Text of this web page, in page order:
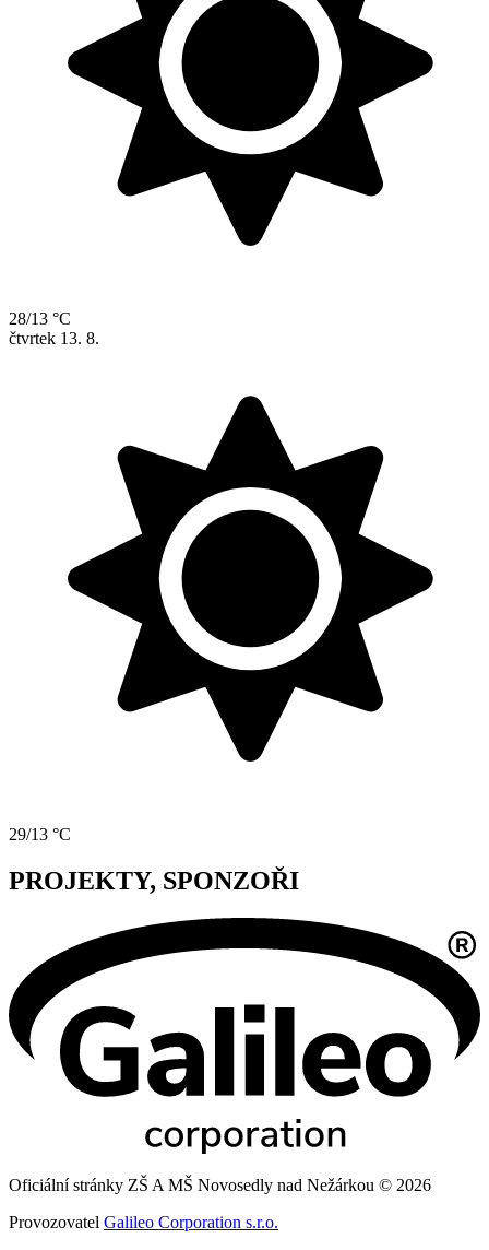
28/13 °C
čtvrtek 13. 8.
29/13 °C
PROJEKTY, SPONZOŘI
Oficiální stránky ZŠ A MŠ Novosedly nad Nežárkou © 2026
Provozovatel Galileo Corporation s.r.o.